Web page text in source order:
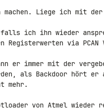
machen. Liege ich mit
ich ihn wieder
via PCAN
er immer mit der
als Backdoor hört er
mehr.
von Atmel